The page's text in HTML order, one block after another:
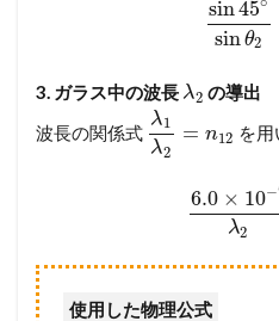
sin45
sin θ2
3. ガラス中の波長 λ2 の導出
波長の関係式
λ1
λ2
= n12 を用
6.0 × 10−
λ2
使用した物理公式